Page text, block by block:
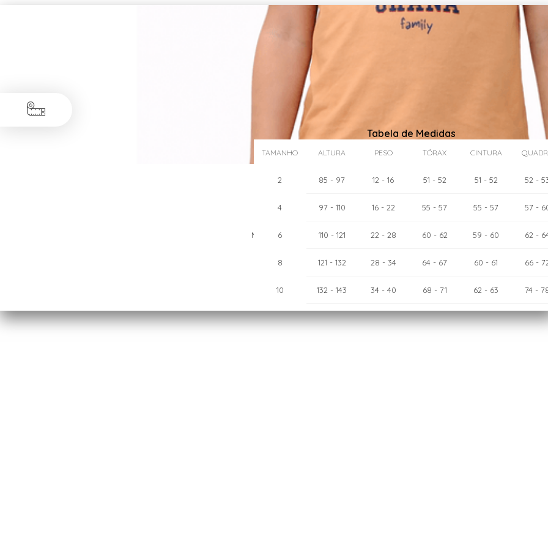
Tabela de Medidas
TAMANHO ALTURA PESO TÓRAX CINTURA
2 85 - 97 12 - 16 51 - 52 51 - 52 52 -
4 97- 110 16- 22 55 - 57 55 - 57 57-
6 110 - 121 22 - 28 60 - 62 59 - 60 62 -
8 121 - 132 28 - 34 64 - 67 60 - 61 66 -
10 132 - 143 34 - 40 68 - 71 62 - 63 74 -
12 143- 154 40- 46 71- 75 63- 65 78-
Medidas: